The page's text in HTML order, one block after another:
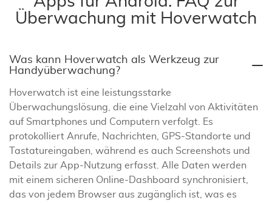
Überwachung mit Hoverwatch
Was kann Hoverwatch als Werkzeug zur
Handyüberwachung?
Hoverwatch ist eine leistungsstarke
Überwachungslösung, die eine Vielzahl von Aktivitäten
auf Smartphones und Computern verfolgt. Es
protokolliert Anrufe, Nachrichten, GPS-Standorte und
Tastatureingaben, während es auch Screenshots und
Details zur App-Nutzung erfasst. Alle Daten werden
mit einem sicheren Online-Dashboard synchronisiert,
das von jedem Browser aus zugänglich ist, was es